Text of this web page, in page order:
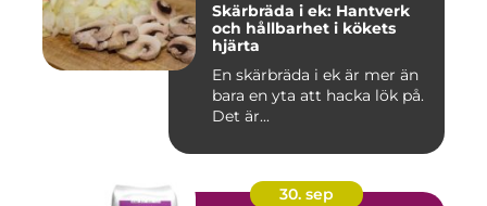
Skärbräda i ek: Hantverk
och hållbarhet i kökets
hjärta
En skärbräda i ek är mer än
bara en yta att hacka lök på.
Det är...
30. sep